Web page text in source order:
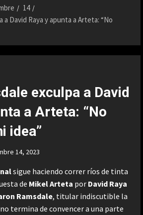
14
a David Raya y apunta a Arteta: “No
exculpa a David
a Arteta: “No
idea”
14, 2023
sigue haciendo correr ríos de tinta
de Mikel Arteta por David Raya
Ramsdale, titular indiscutible la
termina de convencer a una parte